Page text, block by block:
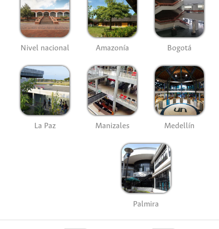
Nivel nacional Amazonía Bogotá
La Paz Manizales Medellín
Palmira